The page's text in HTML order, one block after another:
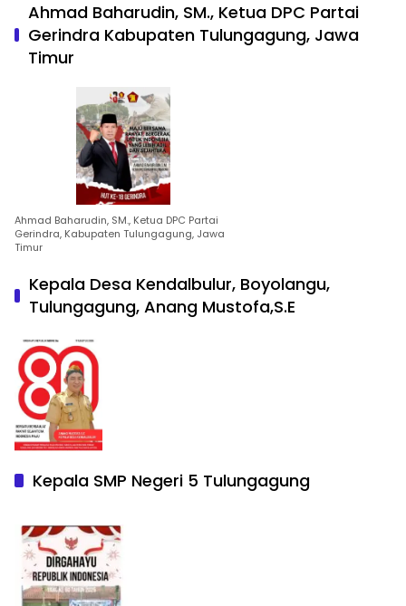
Ahmad Baharudin, SM., Ketua DPC Partai
Gerindra Kabupaten Tulungagung, Jawa
Timur
Ahmad Baharudin, SM., Ketua DPC Partai
Gerindra, Kabupaten Tulungagung, Jawa
Timur
Kepala Desa Kendalbulur, Boyolangu,
Tulungagung, Anang Mustofa,S.E
Kepala SMP Negeri 5 Tulungagung